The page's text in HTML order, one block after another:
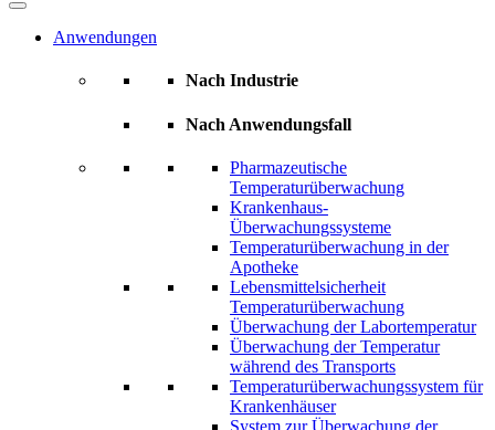
Anwendungen
Nach Industrie
Nach Anwendungsfall
Pharmazeutische
Temperaturüberwachung
Krankenhaus-
Überwachungssysteme
Temperaturüberwachung in der
Apotheke
Lebensmittelsicherheit
Temperaturüberwachung
Überwachung der Labortemperatur
Überwachung der Temperatur
während des Transports
Temperaturüberwachungssystem für
Krankenhäuser
System zur Überwachung der